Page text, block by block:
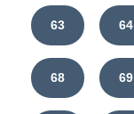
63 64
68 69